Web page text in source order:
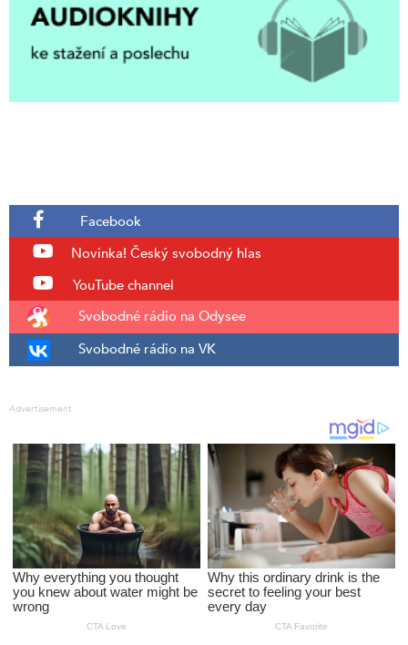
Facebook
Novinka! Český svobodný hlas
YouTube channel
Svobodné rádio na Odysee
Svobodné rádio na VK
Advertisement